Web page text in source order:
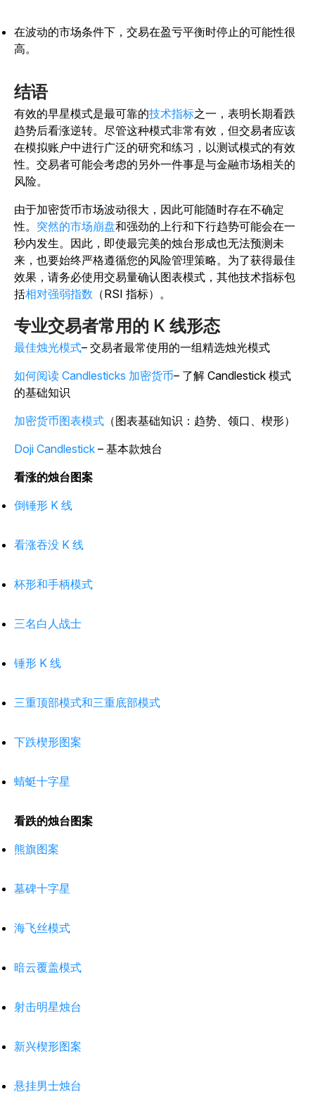
在波动的市场条件下，交易在盈亏平衡时停止的可能性很
高。
结语
有效的早星模式是最可靠的技术指标之一，表明长期看跌
趋势后看涨逆转。尽管这种模式非常有效，但交易者应该
在模拟账户中进行广泛的研究和练习，以测试模式的有效
性。交易者可能会考虑的另外一件事是与金融市场相关的
风险。
由于加密货币市场波动很大，因此可能随时存在不确定
性。 突然的市场崩盘和强劲的上行和下行趋势可能会在一
秒内发生。因此，即使最完美的烛台形成也无法预测未
来，也要始终严格遵循您的风险管理策略。为了获得最佳
效果，请务必使用交易量确认图表模式，其他技术指标包
括相对强弱指数 （RSI 指标）。
专业交易者常用的 K 线形态
最佳烛光模式– 交易者最常使用的一组精选烛光模式
如何阅读 Candlesticks 加密货币– 了解 Candlestick 模式
的基础知识
加密货币图表模式 （图表基础知识：趋势、领口、楔形）
Doji Candlestick – 基本款烛台
看涨的烛台图案
倒锤形 K 线
看涨吞没 K 线
杯形和手柄模式
三名白人战士
锤形 K 线
三重顶部模式和三重底部模式
下跌楔形图案
蜻蜓十字星
看跌的烛台图案
熊旗图案
墓碑十字星
海飞丝模式
暗云覆盖模式
射击明星烛台
新兴楔形图案
悬挂男士烛台